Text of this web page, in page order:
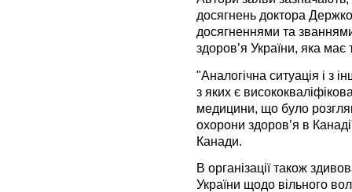
досягнень доктора
досягненнями та
здоров’я України, яка має
"Аналогічна ситуація і з
з яких є
медицини, що було
охорони здоров’я в
Канади.
В організації також
України щодо вільного